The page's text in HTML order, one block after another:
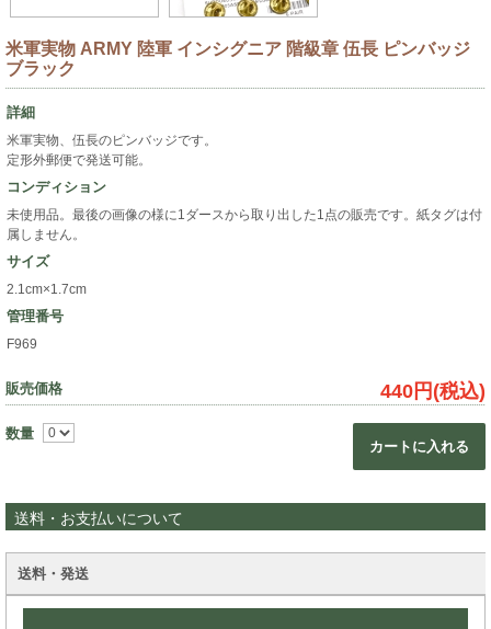
米軍実物 ARMY 陸軍 インシグニア 階級章 伍長 ピンバッジ
ブラック
詳細
米軍実物、伍長のピンバッジです。
定形外郵便で発送可能。
コンディション
未使用品。最後の画像の様に1ダースから取り出した1点の販売です。紙タグは付
属しません。
サイズ
2.1cm×1.7cm
管理番号
F969
販売価格 440円(税込)
数量
カートに入れる
送料・お支払いについて
送料・発送